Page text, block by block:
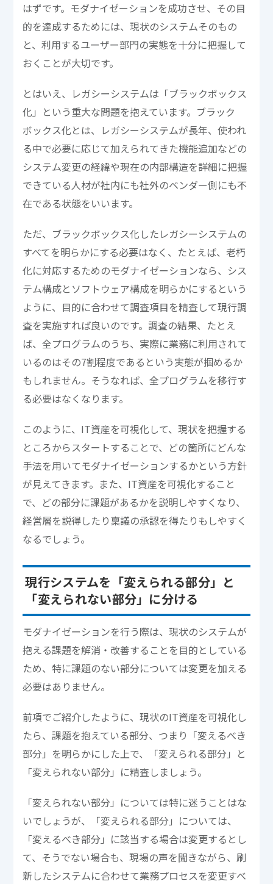
はずです。モダナイゼーションを成功させ、その目
的を達成するためには、現状のシステムそのもの
と、利用するユーザー部門の実態を十分に把握して
おくことが大切です。
とはいえ、レガシーシステムは「ブラックボックス
化」という重大な問題を抱えています。ブラック
ボックス化とは、レガシーシステムが長年、使われ
る中で必要に応じて加えられてきた機能追加などの
システム変更の経緯や現在の内部構造を詳細に把握
できている人材が社内にも社外のベンダー側にも不
在である状態をいいます。
ただ、ブラックボックス化したレガシーシステムの
すべてを明らかにする必要はなく、たとえば、老朽
化に対応するためのモダナイゼーションなら、シス
テム構成とソフトウェア構成を明らかにするという
ように、目的に合わせて調査項目を精査して現行調
査を実施すれば良いのです。調査の結果、たとえ
ば、全プログラムのうち、実際に業務に利用されて
いるのはその7割程度であるという実態が掴めるか
もしれません。そうなれば、全プログラムを移行す
る必要はなくなります。
このように、IT資産を可視化して、現状を把握する
ところからスタートすることで、どの箇所にどんな
手法を用いてモダナイゼーションするかという方針
が見えてきます。また、IT資産を可視化すること
で、どの部分に課題があるかを説明しやすくなり、
経営層を説得したり稟議の承認を得たりもしやすく
なるでしょう。
現行システムを「変えられる部分」と
「変えられない部分」に分ける
モダナイゼーションを行う際は、現状のシステムが
抱える課題を解消・改善することを目的としている
ため、特に課題のない部分については変更を加える
必要はありません。
前項でご紹介したように、現状のIT資産を可視化し
たら、課題を抱えている部分、つまり「変えるべき
部分」を明らかにした上で、「変えられる部分」と
「変えられない部分」に精査しましょう。
「変えられない部分」については特に迷うことはな
いでしょうが、「変えられる部分」については、
「変えるべき部分」に該当する場合は変更するとし
て、そうでない場合も、現場の声を聞きながら、刷
新したシステムに合わせて業務プロセスを変更すべ